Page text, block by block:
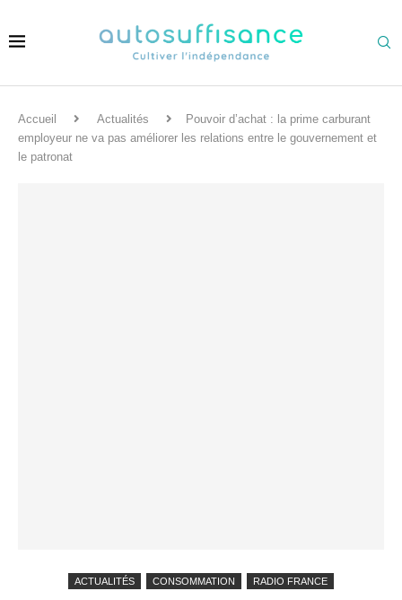
Accueil Actualités
Pouvoir d’achat : la prime carburant
employeur ne va pas améliorer les relations entre le gouvernement et
le patronat
ACTUALITÉS CONSOMMATION RADIO FRANCE